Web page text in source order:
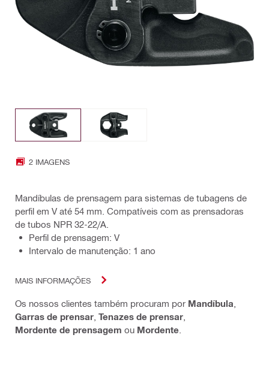
2 IMAGENS
Mandíbulas de prensagem para sistemas de tubagens de
perfil em V até 54 mm. Compatíveis com as prensadoras
de tubos NPR 32-22/A.
Perfil de prensagem: V
Intervalo de manutenção: 1 ano
MAIS INFORMAÇÕES
Os nossos clientes também procuram por Mandíbula
Garras de prensar Tenazes de prensar
Mordente de prensagem ou Mordente